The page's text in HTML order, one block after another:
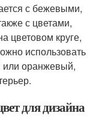
с бежевыми,
с цветами,
цветовом круге,
использовать
или оранжевый,
для дизайна